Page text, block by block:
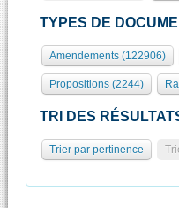
TYPES DE
Amendements (122906)
Propositions (2244)
TRI DES
Trier par pertinence